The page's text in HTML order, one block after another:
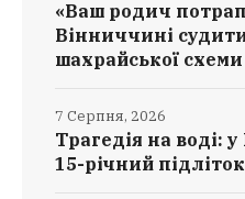
«Ваш родич
Вінниччині
шахрайської схеми
Трагедія на воді:
15-річний підліток
7 Серпня, 2026